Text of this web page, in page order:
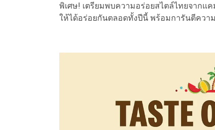
พิเศษ! เตรียมพบความอร่อยสไตล์ไทยจากแค
ให้ได้อร่อยกันตลอดทั้งปีนี้ พร้อมการันตีควา